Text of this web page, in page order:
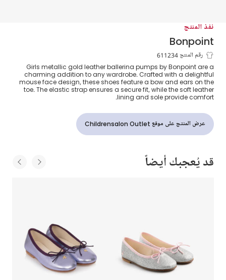
نفذ المنتج
Bonpoint
باليرينا بتصميم فأر جلد لون ذهبي للبنات
رقم المنتج 611234
Girls metallic gold leather ballerina pumps by Bonpoint are a
charming addition to any wardrobe. Crafted with a delightful
mouse face design, these shoes feature a bow and ears on the
toe. The elastic strap ensures a secure fit, while the soft leather
lining and sole provide comfort.
عرض المنتج على موقع Childrensalon Outlet
قد يُعجبك أيضاً